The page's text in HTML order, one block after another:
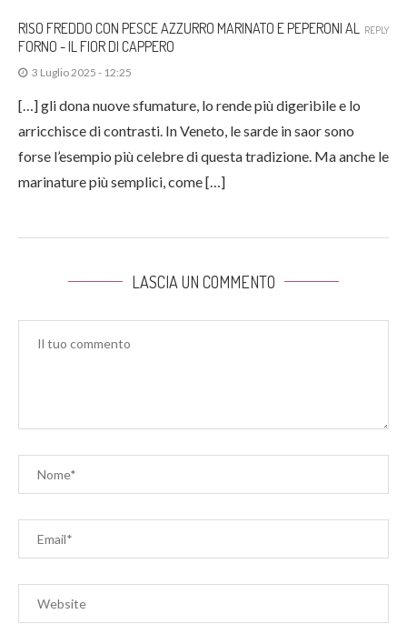
RISO FREDDO CON PESCE AZZURRO MARINATO E PEPERONI AL
FORNO - IL FIOR DI CAPPERO
3 Luglio 2025 - 12:25
[…] gli dona nuove sfumature, lo rende più digeribile e lo
arricchisce di contrasti. In Veneto, le sarde in saor sono
forse l’esempio più celebre di questa tradizione. Ma anche le
marinature più semplici, come […]
REPLY
LASCIA UN COMMENTO